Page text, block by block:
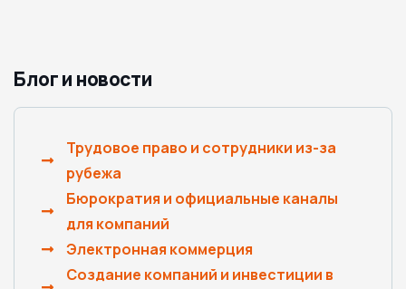
Блог и новости
Трудовое право и сотрудники из-за
рубежа
Бюрократия и официальные каналы
для компаний
Электронная коммерция
Создание компаний и инвестиции в